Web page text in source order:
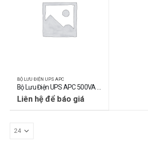
BỘ LƯU ĐIỆN UPS APC
Liên hệ để báo giá